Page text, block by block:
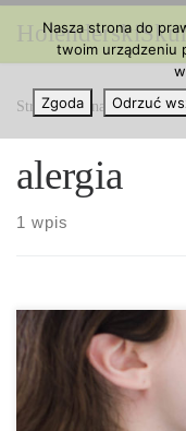
Przejdź do treści
Strona główna » alergia
alergia
1 wpis
Czy można być
objawy tego
Nasza strona do
twoim urządzeniu
Zgoda
Odrzuć